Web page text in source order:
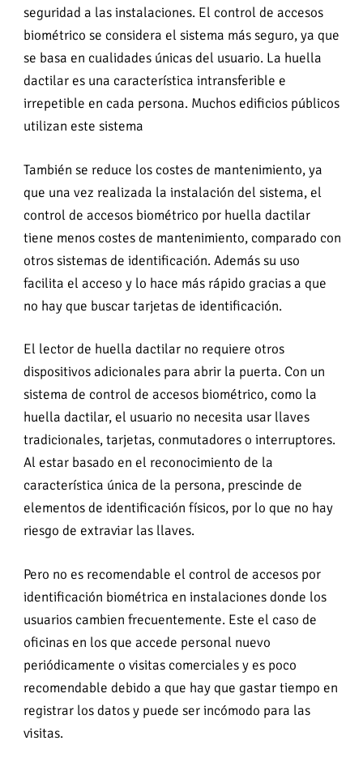
seguridad a las instalaciones. El control de accesos
biométrico se considera el sistema más seguro, ya que
se basa en cualidades únicas del usuario. La huella
dactilar es una característica intransferible e
irrepetible en cada persona. Muchos edificios públicos
utilizan este sistema
También se reduce los costes de mantenimiento, ya
que una vez realizada la instalación del sistema, el
control de accesos biométrico por huella dactilar
tiene menos costes de mantenimiento, comparado con
otros sistemas de identificación. Además su uso
facilita el acceso y lo hace más rápido gracias a que
no hay que buscar tarjetas de identificación.
El lector de huella dactilar no requiere otros
dispositivos adicionales para abrir la puerta. Con un
sistema de control de accesos biométrico, como la
huella dactilar, el usuario no necesita usar llaves
tradicionales, tarjetas, conmutadores o interruptores.
Al estar basado en el reconocimiento de la
característica única de la persona, prescinde de
elementos de identificación físicos, por lo que no hay
riesgo de extraviar las llaves.
Pero no es recomendable el control de accesos por
identificación biométrica en instalaciones donde los
usuarios cambien frecuentemente. Este el caso de
oficinas en los que accede personal nuevo
periódicamente o visitas comerciales y es poco
recomendable debido a que hay que gastar tiempo en
registrar los datos y puede ser incómodo para las
visitas.